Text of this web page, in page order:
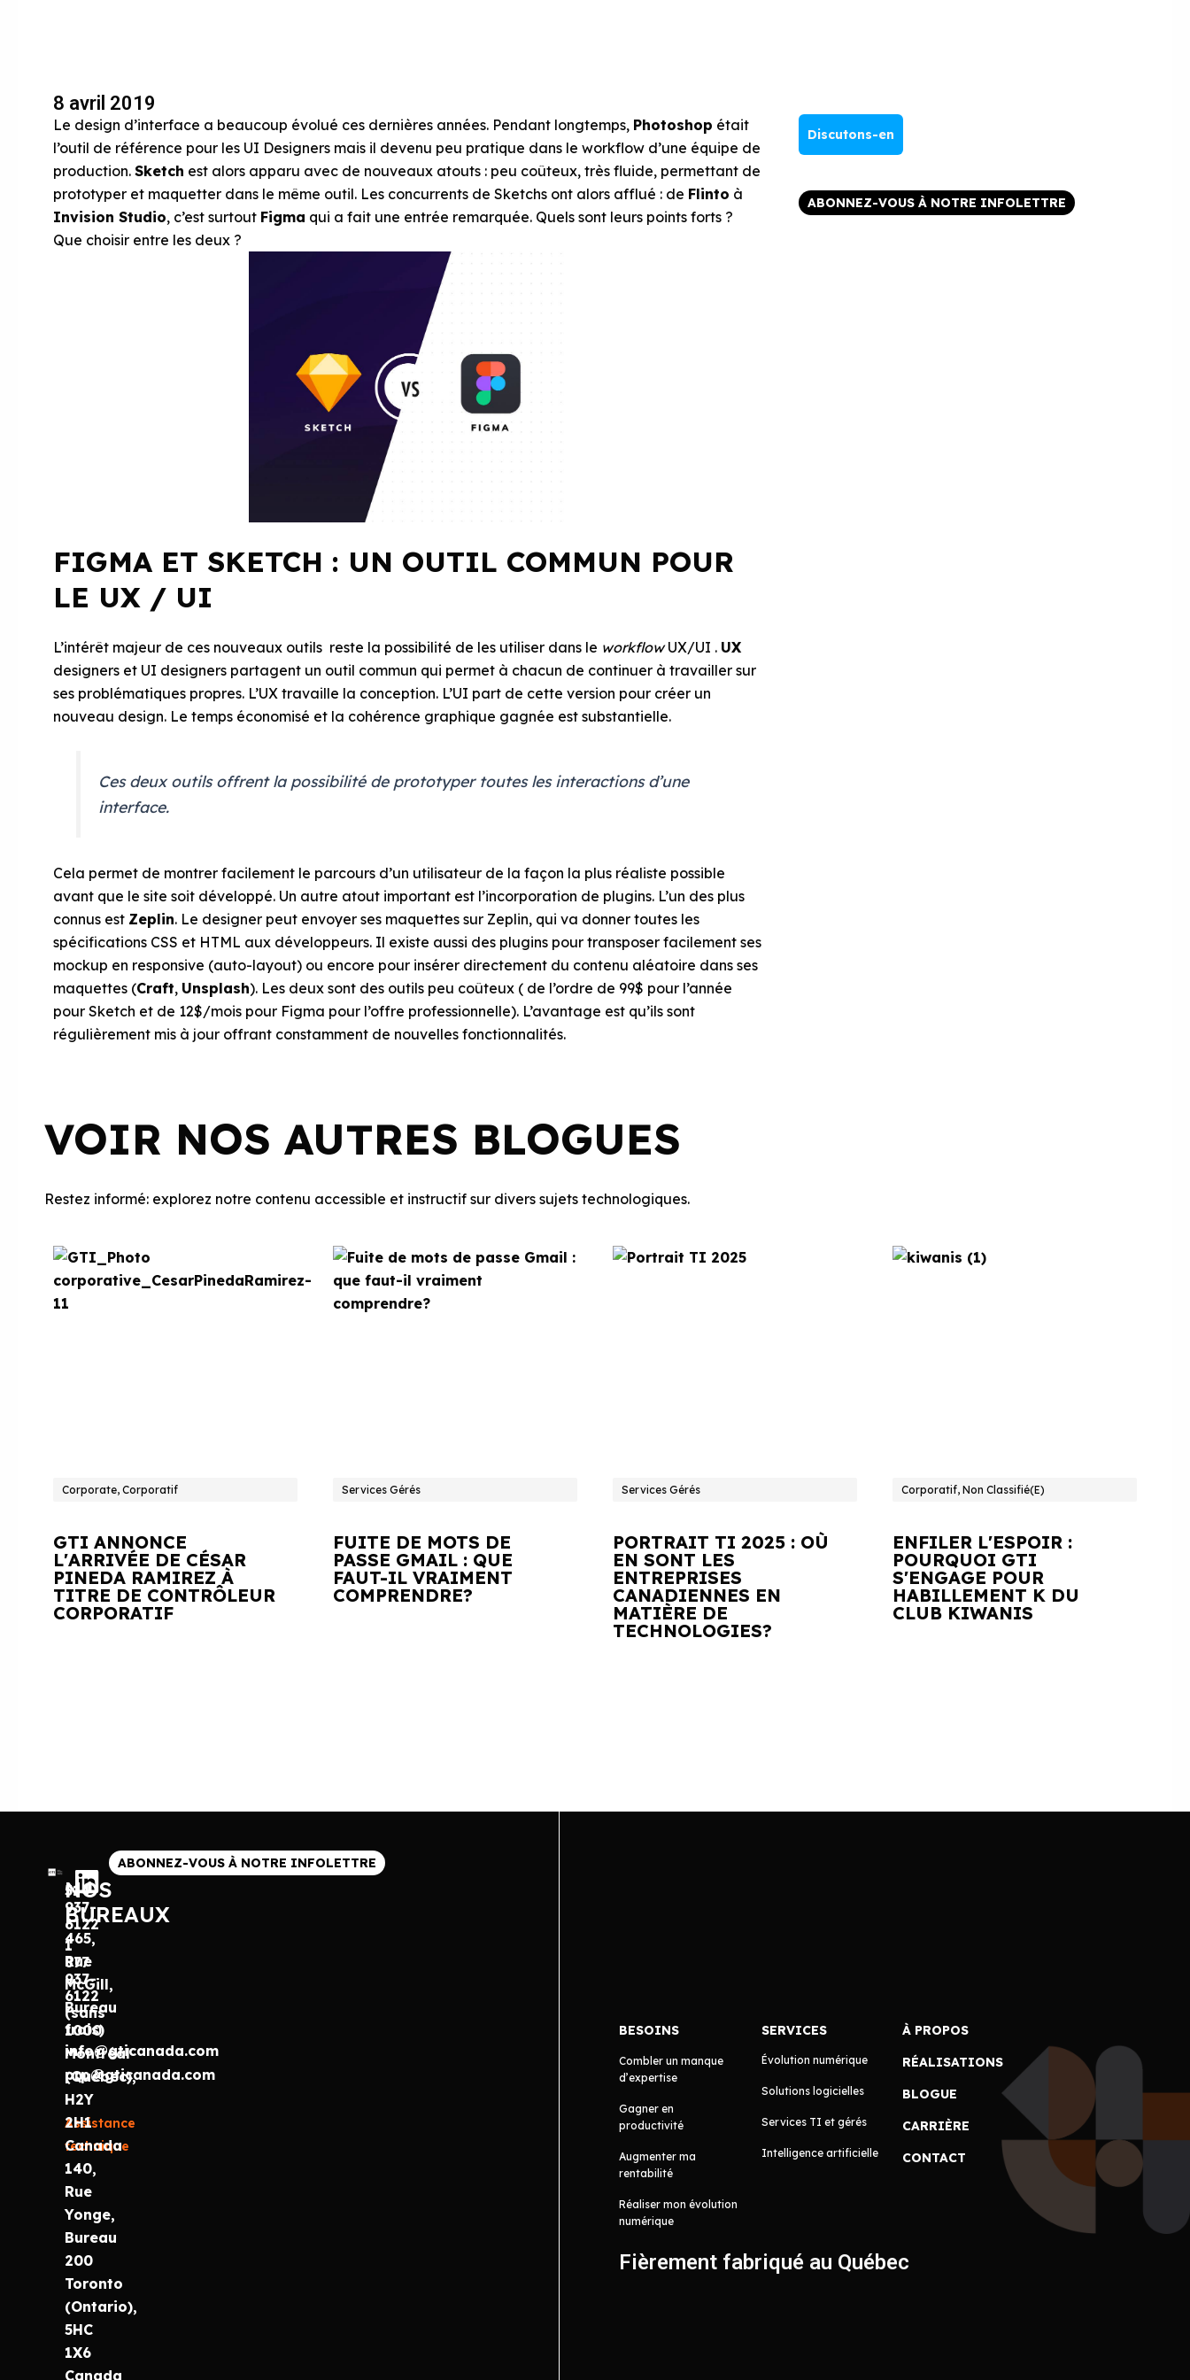
8 avril 2019
Le design d’interface a beaucoup évolué ces dernières années. Pendant longtemps, Photoshop était
l’outil de référence pour les UI Designers mais il devenu peu pratique dans le workflow d’une équipe de
production. Sketch est alors apparu avec de nouveaux atouts : peu coûteux, très fluide, permettant de
prototyper et maquetter dans le même outil. Les concurrents de Sketchs ont alors afflué : de Flinto à
Invision Studio, c’est surtout Figma qui a fait une entrée remarquée. Quels sont leurs points forts ?
Que choisir entre les deux ?
FIGMA ET SKETCH : UN OUTIL COMMUN POUR
LE UX / UI
L’intérêt majeur de ces nouveaux outils reste la possibilité de les utiliser dans le workflowUX/UI . UX
designers et UI designers partagent un outil commun qui permet à chacun de continuer à travailler sur
ses problématiques propres. L’UX travaille la conception. L’UI part de cette version pour créer un
nouveau design. Le temps économisé et la cohérence graphique gagnée est substantielle.
Ces deux outils offrent la possibilité de prototyper toutes les interactions d’une
interface.
Cela permet de montrer facilement le parcours d’un utilisateur de la façon la plus réaliste possible
avant que le site soit développé. Un autre atout important est l’incorporation de plugins. L’un des plus
connus est Zeplin. Le designer peut envoyer ses maquettes sur Zeplin, qui va donner toutes les
spécifications CSS et HTML aux développeurs. Il existe aussi des plugins pour transposer facilement ses
mockup en responsive (auto-layout) ou encore pour insérer directement du contenu aléatoire dans ses
maquettes (Craft, Unsplash). Les deux sont des outils peu coûteux ( de l’ordre de 99$ pour l’année
pour Sketch et de 12$/mois pour Figma pour l’offre professionnelle). L’avantage est qu’ils sont
régulièrement mis à jour offrant constamment de nouvelles fonctionnalités.
Discutons-en
ABONNEZ-VOUS À NOTRE INFOLETTRE
VOIR NOS AUTRES BLOGUES
Restez informé: explorez notre contenu accessible et instructif sur divers sujets technologiques.
Corporate, Corporatif
GTI ANNONCE
L'ARRIVÉE DE CÉSAR
PINEDA RAMIREZ À
TITRE DE CONTRÔLEUR
CORPORATIF
Services Gérés
FUITE DE MOTS DE
PASSE GMAIL : QUE
FAUT-IL VRAIMENT
COMPRENDRE?
Services Gérés
PORTRAIT TI 2025 : OÙ
EN SONT LES
ENTREPRISES
CANADIENNES EN
MATIÈRE DE
TECHNOLOGIES?
Corporatif, Non Classifié(e)
ENFILER L'ESPOIR :
POURQUOI GTI
S'ENGAGE POUR
HABILLEMENT K DU
CLUB KIWANIS
514
937-
6122
1
877
937-
6122
(sans
frais)
info@gticanada.com
prp@gticanada.com
Assistance
technique
NOS
BUREAUX
465,
Rue
McGill,
Bureau
1000
Montréal
(Québec),
H2Y
2H1
Canada
140,
Rue
Yonge,
Bureau
200
Toronto
(Ontario),
5HC
1X6
Canada
ABONNEZ-VOUS À NOTRE INFOLETTRE
BESOINS
Combler un manque
d’expertise
Gagner en
productivité
Augmenter ma
rentabilité
Réaliser mon évolution
numérique
SERVICES
Évolution numérique
Solutions logicielles
Services TI et gérés
Intelligence artificielle
À PROPOS
RÉALISATIONS
BLOGUE
CARRIÈRE
CONTACT
Fièrement fabriqué au Québec